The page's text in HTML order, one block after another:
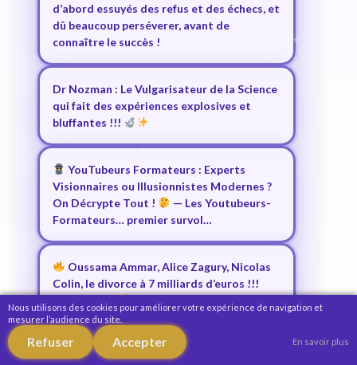
Nous utilisons des cookies pour améliorer votre expérience de navigation et
mesurer l’audience du site.
Refuser Accepter En savoir plus
d’abord essuyés des refus et des échecs, et
dû beaucoup perséverer, avant de
connaître le succès !
Dr Nozman : Le Vulgarisateur de la Science
qui fait des expériences explosives et
bluffantes !!!
YouTubeurs Formateurs : Experts
Visionnaires ou Illusionnistes Modernes ?
On Décrypte Tout !
— Les Youtubeurs-
Formateurs… premier survol…
Oussama Ammar, Alice Zagury, Nicolas
Colin, le divorce à 7 milliards d’euros !!!
)